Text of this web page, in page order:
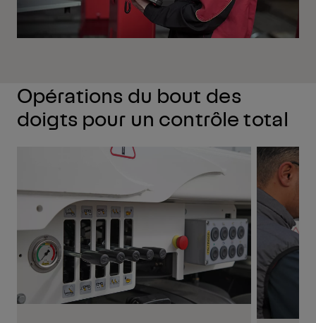
Opérations du bout des
doigts pour un contrôle total